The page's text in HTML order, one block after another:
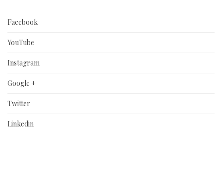
Facebook
YouTube
Instagram
Google +
Twitter
Linkedin